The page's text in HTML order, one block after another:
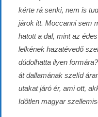
kérte rá senki, nem is
járok itt. Moccanni sem
hatott a dal, mint az
lelkének hazatévedő
dúdolhatta ilyen
át dallamának szelíd
utakat járó ér, ami ott,
Időtlen magyar